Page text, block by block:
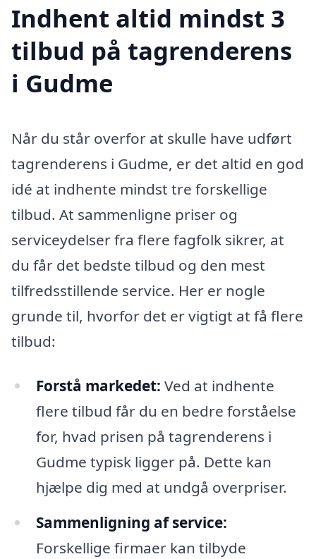
Indhent altid mindst 3
tilbud på tagrenderens
i Gudme
Når du står overfor at skulle have udført
tagrenderens i Gudme, er det altid en god
idé at indhente mindst tre forskellige
tilbud. At sammenligne priser og
serviceydelser fra flere fagfolk sikrer, at
du får det bedste tilbud og den mest
tilfredsstillende service. Her er nogle
grunde til, hvorfor det er vigtigt at få flere
tilbud:
Forstå markedet: Ved at indhente
flere tilbud får du en bedre forståelse
for, hvad prisen på tagrenderens i
Gudme typisk ligger på. Dette kan
hjælpe dig med at undgå overpriser.
Sammenligning af service:
Forskellige firmaer kan tilbyde